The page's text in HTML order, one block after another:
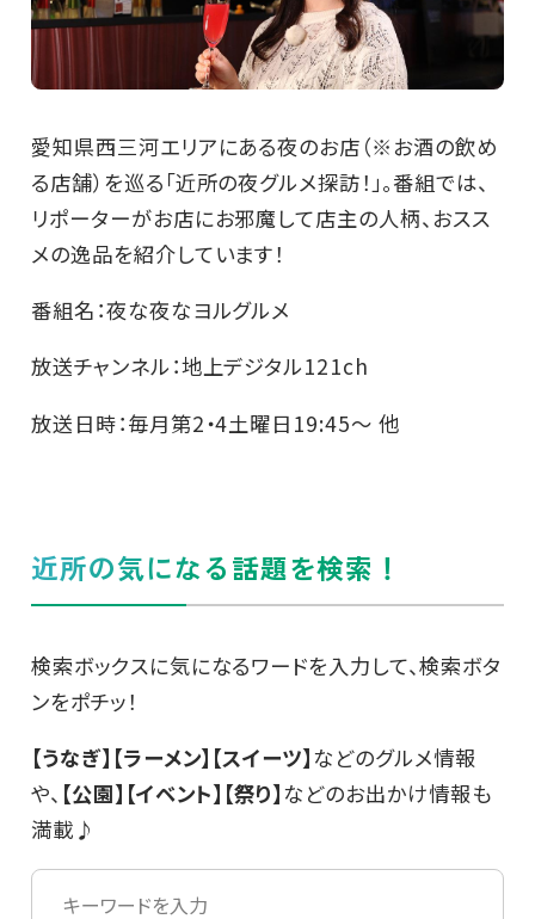
愛知県西三河エリアにある夜のお店（※お酒の飲め
る店舗）を巡る「近所の夜グルメ探訪！」。番組では、
リポーターがお店にお邪魔して店主の人柄、おスス
メの逸品を紹介しています！
番組名：夜な夜なヨルグルメ
放送チャンネル：地上デジタル121ch
放送日時：毎月第2・4土曜日19:45～ 他
近所の気になる話題を検索！
検索ボックスに気になるワードを入力して、検索ボタ
ンをポチッ！
【うなぎ】【ラーメン】【スイーツ】などのグルメ情報
や、 【公園】【イベント】【祭り】などのお出かけ情報も
満載♪